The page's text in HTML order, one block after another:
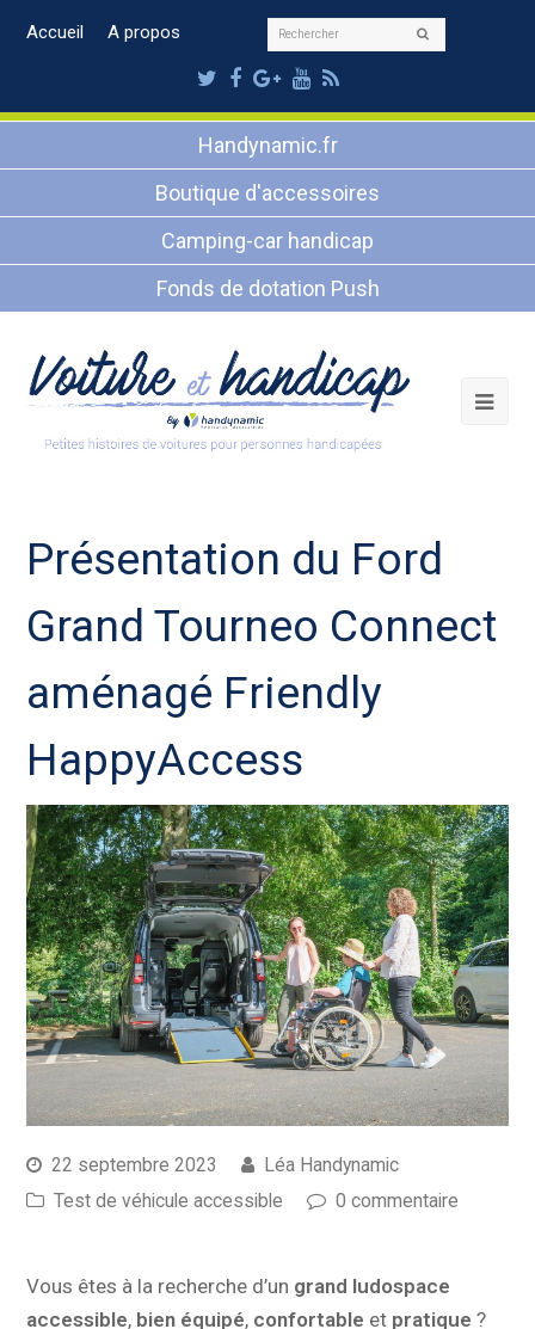
Accueil A propos Rechercher
Twitter
Facebook
Google
Plus
Youtube
RSS
Handynamic.fr
Boutique d'accessoires
Camping-car handicap
Fonds de dotation Push
Présentation du Ford
Grand Tourneo Connect
aménagé Friendly
HappyAccess
22 septembre 2023
Léa Handynamic
Test de véhicule accessible
0 commentaire
Vous êtes à la recherche d’un grand ludospace
accessible, bien équipé, confortable et pratique?